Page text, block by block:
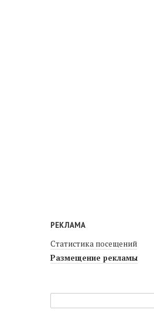
РЕКЛАМА
Статистика посещений
Размещение рекламы